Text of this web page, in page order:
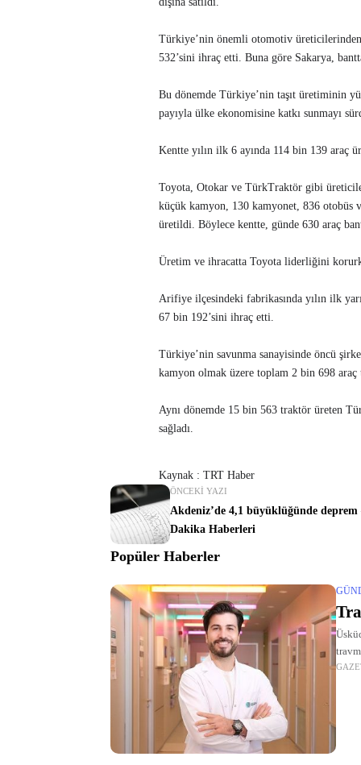
Türkiye’nin önemli otomotiv üreticilerinden
532’sini ihraç etti. Buna göre Sakarya,
Bu dönemde Türkiye’nin taşıt üretiminin
payıyla ülke ekonomisine katkı sunmayı
Kentte yılın ilk 6 ayında 114 bin 139 araç
Toyota, Otokar ve TürkTraktör gibi
küçük kamyon, 130 kamyonet, 836 otobüs
üretildi. Böylece kentte, günde 630 araç
Üretim ve ihracatta Toyota liderliğini
Arifiye ilçesindeki fabrikasında yılın ilk
67 bin 192’sini ihraç etti.
Türkiye’nin savunma sanayisinde öncü
kamyon olmak üzere toplam 2 bin 698 araç
Aynı dönemde 15 bin 563 traktör üreten
sağladı.
Kaynak : TRT Haber
ÖNCEKI YAZI
Akdeniz’de 4,1 büyüklüğünde deprem
Dakika Haberleri
Popüler Haberler